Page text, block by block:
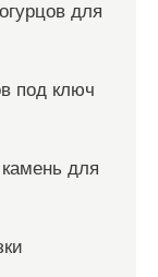
для
под ключ
для